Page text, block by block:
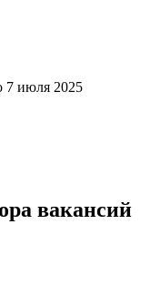
7 июля 2025
вакансий